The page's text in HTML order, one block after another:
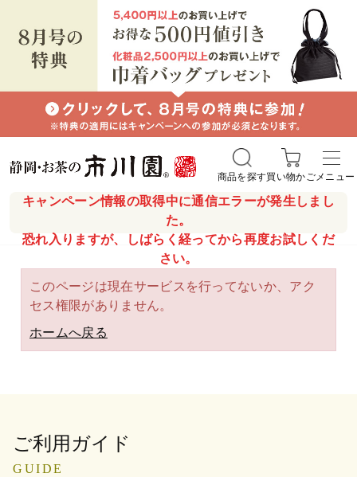
キャンペーン情報の取得中に通信エラーが発生しまし
た。
恐れ入りますが、しばらく経ってから再度お試しくだ
さい。
商品を探す買い物かごメニュー
このページは現在サービスを行ってないか、アク
セス権限がありません。
ホームへ戻る
ご利用ガイド
GUIDE